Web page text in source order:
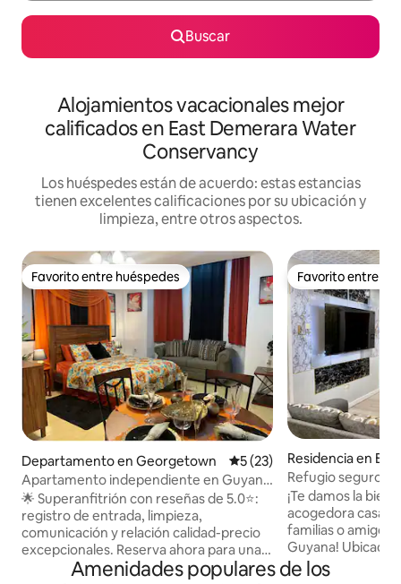
Buscar
Alojamientos vacacionales mejor
calificados en East Demerara Water
Conservancy
Los huéspedes están de acuerdo: estas estancias
tienen excelentes calificaciones por su ubicación y
limpieza, entre otros aspectos.
Favorito entre huéspedes
Favorito entre huéspedes
Departamento en Georgetown Calificación promedio: 5 de
5 (23)
Apartamento independiente en Guyana
USD70/noche.
🌟 Superanfitrión con reseñas de 5.0⭐:
registro de entrada, limpieza,
comunicación y relación calidad-precio
excepcionales. Reserva ahora para una
estancia asequible. ¡Descuentos
Favorito entre
Favorito entre
Residencia en
Refugio seguro:
corazón de
¡Te damos la
acogedora casa
familias o amigos
Guyana! Ubicado
comunidad
Amenidades populares de los